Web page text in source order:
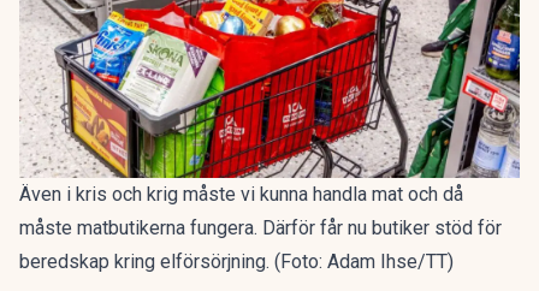
Även i kris och krig måste vi kunna handla mat och då
måste matbutikerna fungera. Därför får nu butiker stöd för
beredskap kring elförsörjning. (Foto: Adam Ihse/TT)